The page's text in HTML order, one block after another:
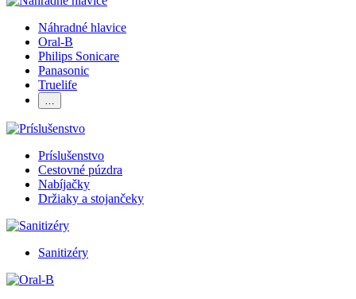
Náhradné hlavice
Oral-B
Philips Sonicare
Panasonic
Truelife
…
Príslušenstvo
Cestovné púzdra
Nabíjačky
Držiaky a stojančeky
Sanitizéry